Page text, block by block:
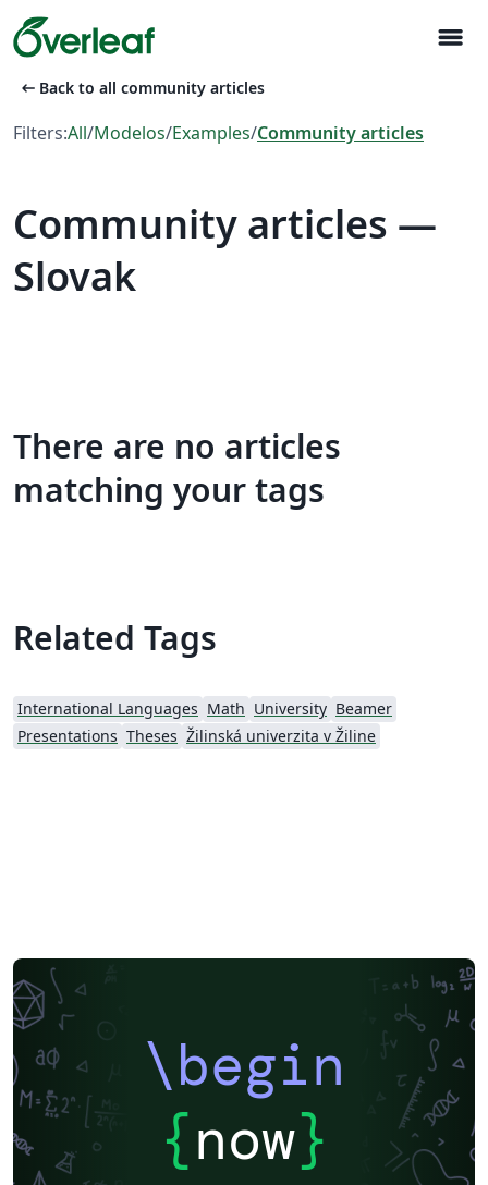
menu
arrow_left_alt Back to all community articles
Filters:All/Modelos/Examples/Community articles
Community articles —
Slovak
There are no articles
matching your tags
Related Tags
International Languages Math University Beamer
Presentations Theses Žilinská univerzita v Žiline
\begin
{now}